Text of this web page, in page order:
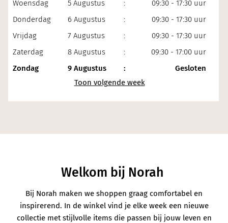
Woensdag
5 Augustus :
09:30 - 17:30 uur
Donderdag
6 Augustus :
09:30 - 17:30 uur
Vrijdag
7 Augustus :
09:30 - 17:30 uur
Zaterdag
8 Augustus :
09:30 - 17:00 uur
Zondag
9 Augustus : Gesloten
Welkom bij Norah
Bij Norah maken we shoppen graag comfortabel en
inspirerend. In de winkel vind je elke week een nieuwe
collectie met stijlvolle items die passen bij jouw leven en